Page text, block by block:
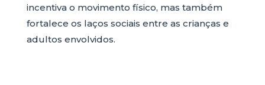
incentiva o movimento físico, mas também
fortalece os laços sociais entre as crianças e
adultos envolvidos.